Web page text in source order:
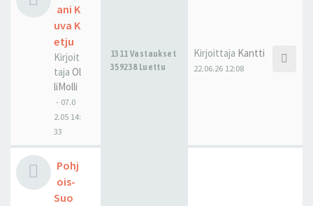
ani K
uva K
etju
Kirjoit
taja Ol
liMolli
- 07.0
2.05 14:
33
1311 Vastaukset
359238 Luettu
Kirjoittaja Kantti
22.06.26 12:08
Pohj
ois-
Suo